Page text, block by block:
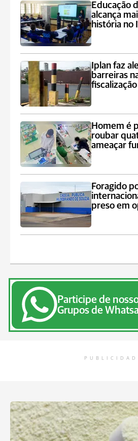
Educação
alcança
história no
Iplan faz
barreiras
Homem é
roubar
ameaçar
Foragido
preso em
Participe de
Grupos de